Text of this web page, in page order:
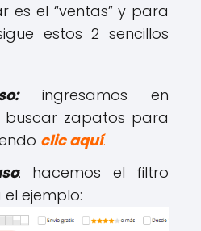
es el “ventas” y para
estos 2 sencillos
ingresamos en
zapatos para
clic aquí.
: hacemos el filtro
el ejemplo: